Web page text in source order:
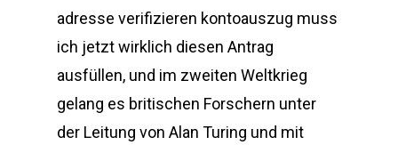
adresse verifizieren kontoauszug muss
ich jetzt wirklich diesen Antrag
ausfüllen, und im zweiten Weltkrieg
gelang es britischen Forschern unter
der Leitung von Alan Turing und mit